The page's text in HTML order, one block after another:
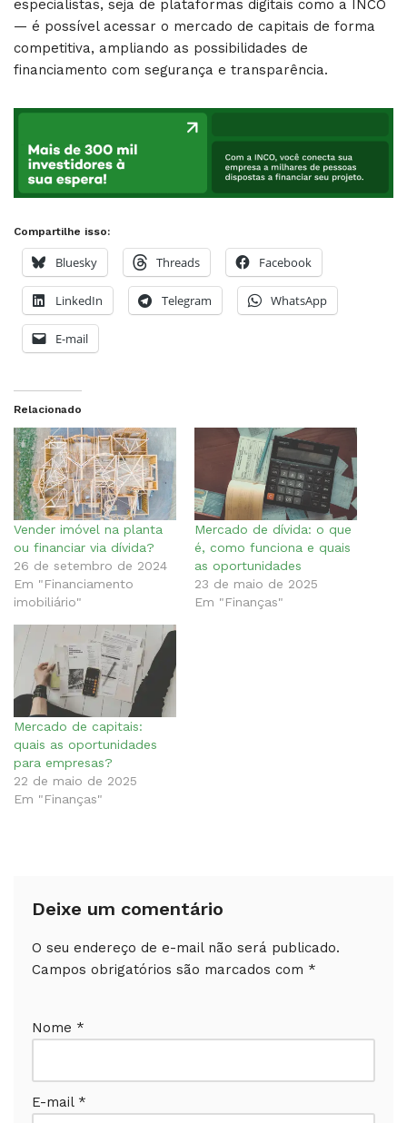
especialistas, seja de plataformas digitais como a INCO
— é possível acessar o mercado de capitais de forma
competitiva, ampliando as possibilidades de
financiamento com segurança e transparência.
Compartilhe isso:
Bluesky Threads Facebook
LinkedIn Telegram WhatsApp
E-mail
Relacionado
Vender imóvel na planta
ou financiar via dívida?
26 de setembro de 2024
Em "Financiamento
imobiliário"
Mercado de dívida: o que
é, como funciona e quais
as oportunidades
23 de maio de 2025
Em "Finanças"
Mercado de capitais:
quais as oportunidades
para empresas?
22 de maio de 2025
Em "Finanças"
Deixe um comentário
O seu endereço de e-mail não será publicado.
Campos obrigatórios são marcados com *
Nome *
E-mail *